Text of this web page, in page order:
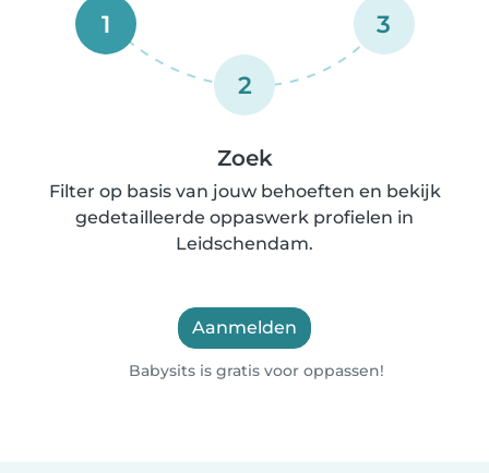
1
2
3
Zoek
Filter op basis van jouw behoeften en bekijk
gedetailleerde oppaswerk profielen in
Leidschendam.
Aanmelden
Babysits is gratis voor oppassen!